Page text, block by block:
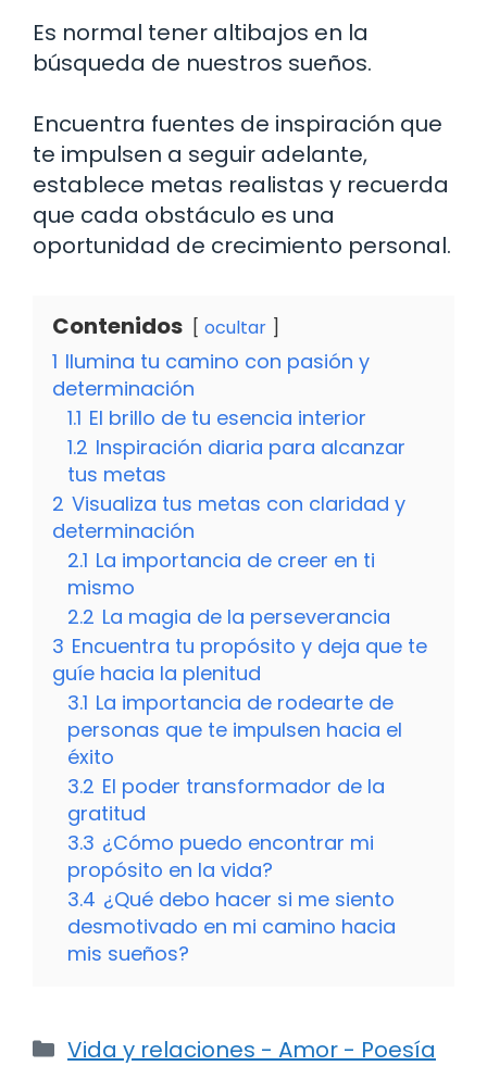
Es normal tener altibajos en la
búsqueda de nuestros sueños.
Encuentra fuentes de inspiración que
te impulsen a seguir adelante,
establece metas realistas y recuerda
que cada obstáculo es una
oportunidad de crecimiento personal.
Contenidos ocultar
1 Ilumina tu camino con pasión y
determinación
1.1 El brillo de tu esencia interior
1.2 Inspiración diaria para alcanzar
tus metas
2 Visualiza tus metas con claridad y
determinación
2.1 La importancia de creer en ti
mismo
2.2 La magia de la perseverancia
3 Encuentra tu propósito y deja que te
guíe hacia la plenitud
3.1 La importancia de rodearte de
personas que te impulsen hacia el
éxito
3.2 El poder transformador de la
gratitud
3.3 ¿Cómo puedo encontrar mi
propósito en la vida?
3.4 ¿Qué debo hacer si me siento
desmotivado en mi camino hacia
mis sueños?
Categorías
Vida y relaciones - Amor - Poesía